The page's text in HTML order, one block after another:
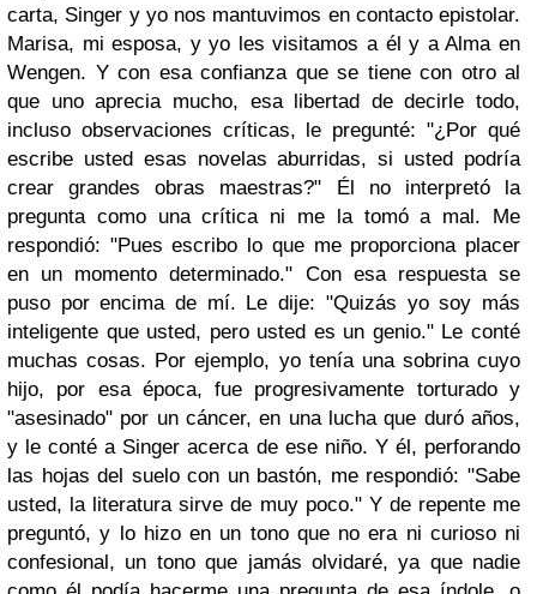
carta, Singer y yo nos mantuvimos en contacto epistolar.
Marisa, mi esposa, y yo les visitamos a él y a Alma en
Wengen. Y con esa confianza que se tiene con otro al
que uno aprecia mucho, esa libertad de decirle todo,
incluso observaciones críticas, le pregunté: "¿Por qué
escribe usted esas novelas aburridas, si usted podría
crear grandes obras maestras?" Él no interpretó la
pregunta como una crítica ni me la tomó a mal. Me
respondió: "Pues escribo lo que me proporciona placer
en un momento determinado." Con esa respuesta se
puso por encima de mí. Le dije: "Quizás yo soy más
inteligente que usted, pero usted es un genio." Le conté
muchas cosas. Por ejemplo, yo tenía una sobrina cuyo
hijo, por esa época, fue progresivamente torturado y
"asesinado" por un cáncer, en una lucha que duró años,
y le conté a Singer acerca de ese niño. Y él, perforando
las hojas del suelo con un bastón, me respondió: "Sabe
usted, la literatura sirve de muy poco." Y de repente me
preguntó, y lo hizo en un tono que no era ni curioso ni
confesional, un tono que jamás olvidaré, ya que nadie